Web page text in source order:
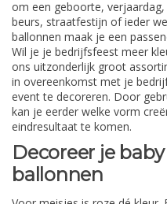
om een geboorte,
beurs, straatfestijn of ieder
ballonnen maak je een
Wil je je bedrijfsfeest meer
ons uitzonderlijk groot
in overeenkomst met je
event te decoreren. Door
kan je eerder welke vorm
eindresultaat te komen.
Decoreer je
ballonnen